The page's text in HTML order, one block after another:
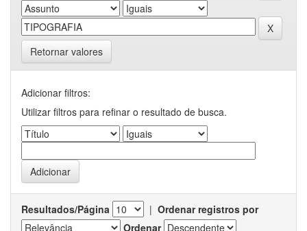
Retornar valores
Adicionar filtros:
Utilizar filtros para refinar o resultado de busca.
Resultados/Página | Ordenar registros por
Ordenar